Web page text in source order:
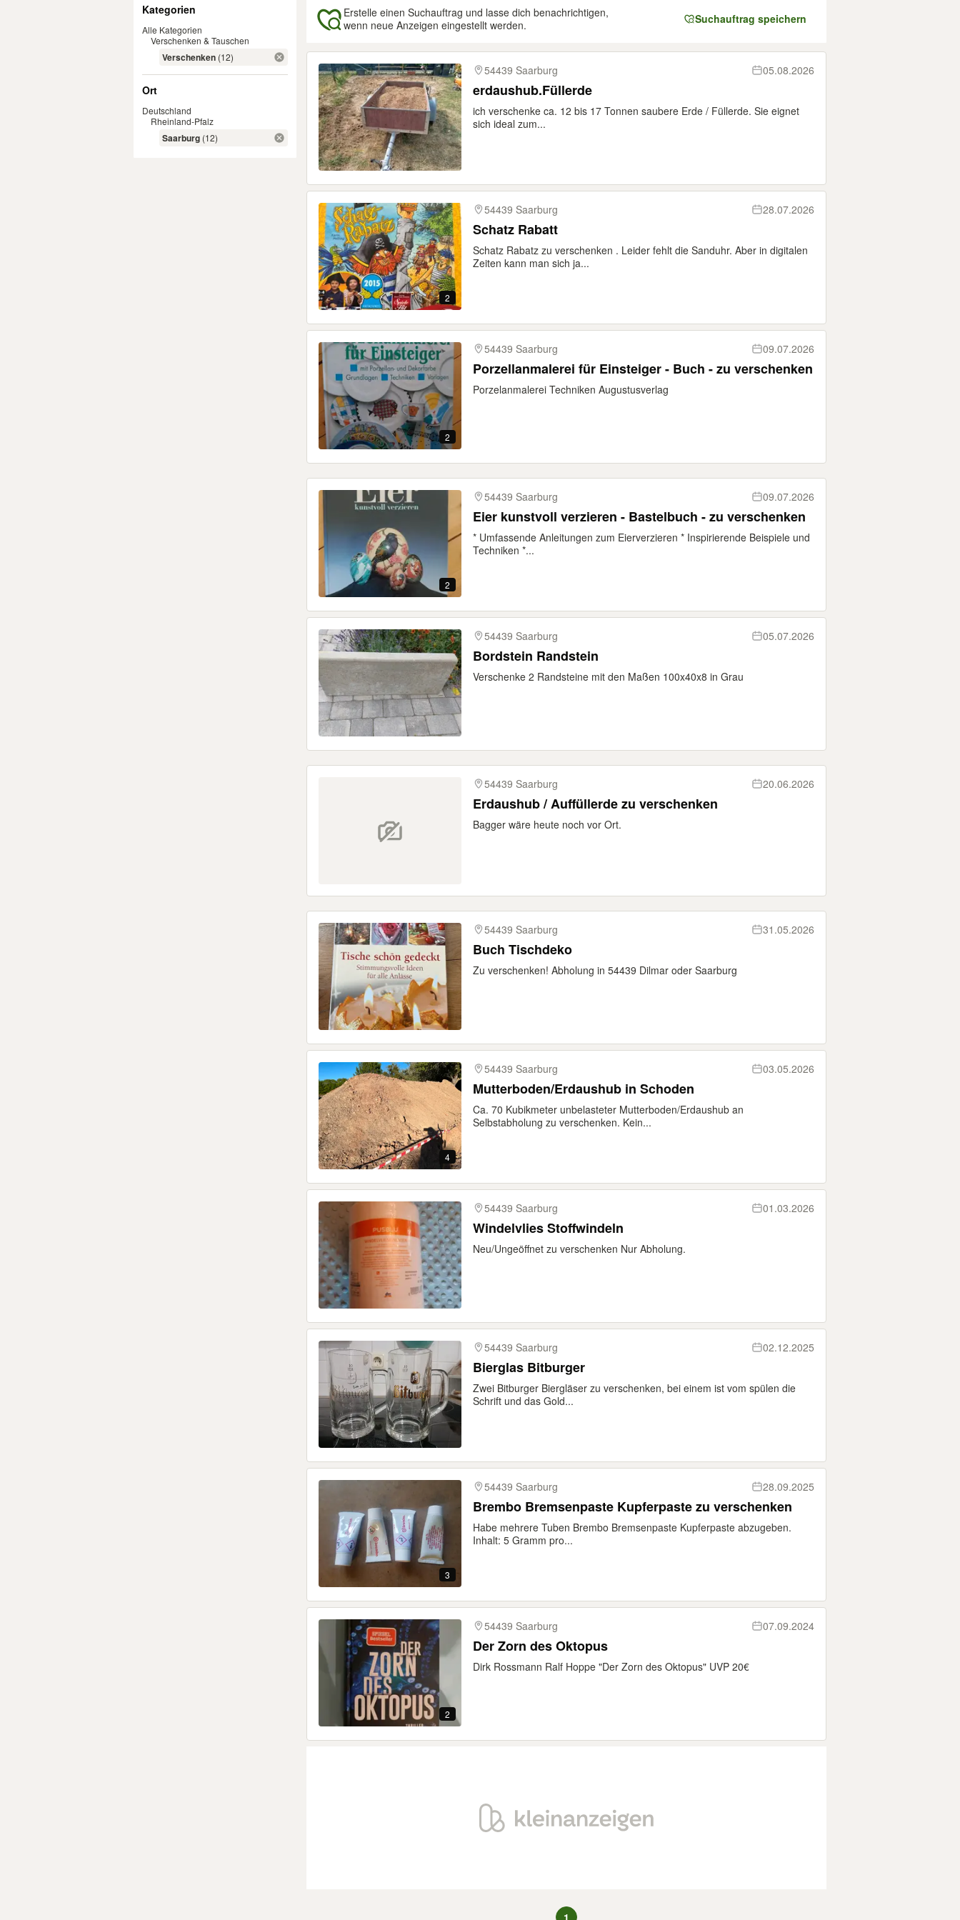
Kategorien
Alle Kategorien
Verschenken & Tauschen
Verschenken (12)
Ort
Deutschland
Rheinland-Pfalz
Saarburg (12)
Erstelle einen Suchauftrag und lasse dich benachrichtigen,
wenn neue Anzeigen eingestellt werden.
Suchauftrag speichern
Ergebnisse
54439 Saarburg
05.08.2026
erdaushub.Füllerde
ich verschenke ca. 12 bis 17 Tonnen saubere Erde / Füllerde. Sie eignet
sich ideal zum...
2
54439 Saarburg 28.07.2026
Schatz Rabatt
Schatz Rabatz zu verschenken . Leider fehlt die Sanduhr. Aber in digitalen
Zeiten kann man sich ja...
2
54439 Saarburg 09.07.2026
Porzellanmalerei für Einsteiger - Buch - zu verschenken
Porzelanmalerei Techniken Augustusverlag
2
54439 Saarburg 09.07.2026
Eier kunstvoll verzieren - Bastelbuch - zu verschenken
* Umfassende Anleitungen zum Eierverzieren * Inspirierende Beispiele und
Techniken *...
54439 Saarburg 05.07.2026
Bordstein Randstein
Verschenke 2 Randsteine mit den Maßen 100x40x8 in Grau
54439 Saarburg 20.06.2026
Erdaushub / Auffüllerde zu verschenken
Bagger wäre heute noch vor Ort.
54439 Saarburg 31.05.2026
Buch Tischdeko
Zu verschenken! Abholung in 54439 Dilmar oder Saarburg
4
54439 Saarburg 03.05.2026
Mutterboden/Erdaushub in Schoden
Ca. 70 Kubikmeter unbelasteter Mutterboden/Erdaushub an
Selbstabholung zu verschenken. Kein...
54439 Saarburg 01.03.2026
Windelvlies Stoffwindeln
Neu/Ungeöffnet zu verschenken Nur Abholung.
54439 Saarburg 02.12.2025
Bierglas Bitburger
Zwei Bitburger Biergläser zu verschenken, bei einem ist vom spülen die
Schrift und das Gold...
3
54439 Saarburg 28.09.2025
Brembo Bremsenpaste Kupferpaste zu verschenken
Habe mehrere Tuben Brembo Bremsenpaste Kupferpaste abzugeben.
Inhalt: 5 Gramm pro...
2
54439 Saarburg 07.09.2024
Der Zorn des Oktopus
Dirk Rossmann Ralf Hoppe "Der Zorn des Oktopus" UVP 20€
1